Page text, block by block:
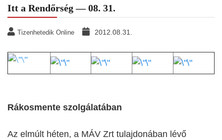
Itt a Rendőrség — 08. 31.
Tizenhetedik Online 2012.08.31.
Rákosmente szolgálatában
Az elmúlt héten, a MÁV Zrt tulajdonában lévő